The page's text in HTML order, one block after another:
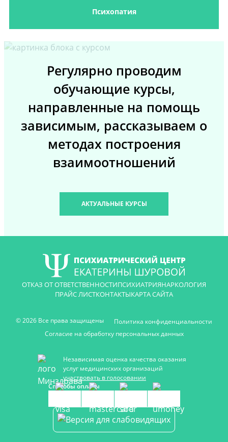
Психопатия
Регулярно проводим
обучающие курсы,
направленные на помощь
зависимым, рассказываем о
методах построения
взаимоотношений
АКТУАЛЬНЫЕ КУРСЫ
ОТКАЗ ОТ ОТВЕТСТВЕННОСТИПСИХИАТРИЯНАРКОЛОГИЯ
ПРАЙС ЛИСТКОНТАКТЫКАРТА САЙТА
© 2026 Все права защищены
Политика конфиденциальности
Согласие на обработку персональных данных
Независимая оценка качества оказания
услуг медицинских организаций
участвовать в голосовании
Способы оплаты